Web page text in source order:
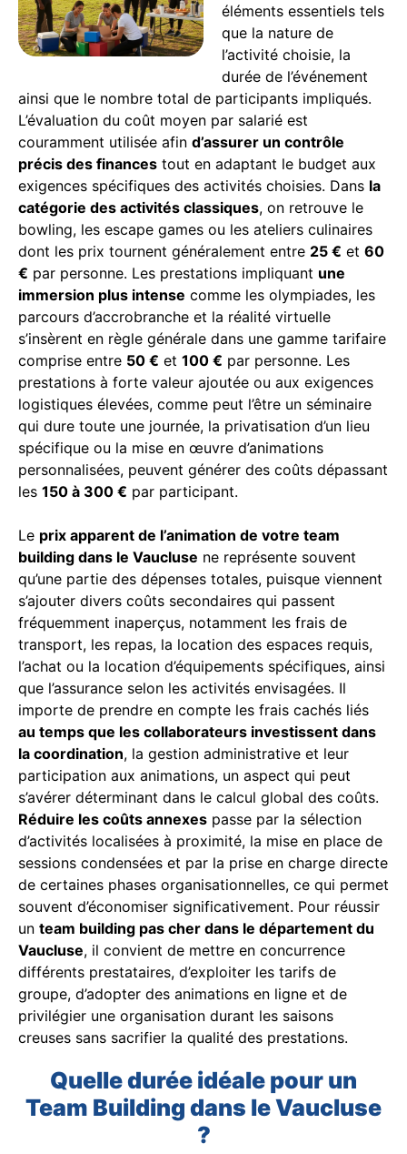
éléments essentiels tels
que la nature de
l’activité choisie, la
durée de l’événement
ainsi que le nombre total de participants impliqués.
L’évaluation du coût moyen par salarié est
couramment utilisée afin d’assurer un contrôle
précis des finances tout en adaptant le budget aux
exigences spécifiques des activités choisies. Dans la
catégorie des activités classiques, on retrouve le
bowling, les escape games ou les ateliers culinaires
dont les prix tournent généralement entre 25 € et 60
€ par personne. Les prestations impliquant une
immersion plus intense comme les olympiades, les
parcours d’accrobranche et la réalité virtuelle
s’insèrent en règle générale dans une gamme tarifaire
comprise entre 50 € et 100 € par personne. Les
prestations à forte valeur ajoutée ou aux exigences
logistiques élevées, comme peut l’être un séminaire
qui dure toute une journée, la privatisation d’un lieu
spécifique ou la mise en œuvre d’animations
personnalisées, peuvent générer des coûts dépassant
les 150 à 300 € par participant.
Le prix apparent de l’animation de votre team
building dans le Vaucluse ne représente souvent
qu’une partie des dépenses totales, puisque viennent
s’ajouter divers coûts secondaires qui passent
fréquemment inaperçus, notamment les frais de
transport, les repas, la location des espaces requis,
l’achat ou la location d’équipements spécifiques, ainsi
que l’assurance selon les activités envisagées. Il
importe de prendre en compte les frais cachés liés
au temps que les collaborateurs investissent dans
la coordination, la gestion administrative et leur
participation aux animations, un aspect qui peut
s’avérer déterminant dans le calcul global des coûts.
Réduire les coûts annexes passe par la sélection
d’activités localisées à proximité, la mise en place de
sessions condensées et par la prise en charge directe
de certaines phases organisationnelles, ce qui permet
souvent d’économiser significativement. Pour réussir
un team building pas cher dans le département du
Vaucluse, il convient de mettre en concurrence
différents prestataires, d’exploiter les tarifs de
groupe, d’adopter des animations en ligne et de
privilégier une organisation durant les saisons
creuses sans sacrifier la qualité des prestations.
Quelle durée idéale pour un
Team Building dans le Vaucluse
?